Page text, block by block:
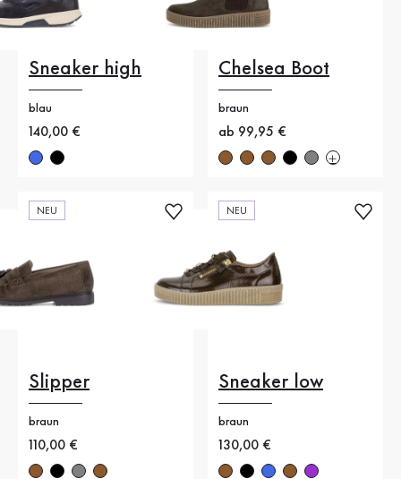
Sneaker high
blau
Neuer Preis
140,00 €
Chelsea Boot
braun
Neuer Preis
ab 99,95 €
NEU
Slipper
braun
Neuer Preis
110,00 €
NEU
Sneaker low
braun
Neuer Preis
130,00 €